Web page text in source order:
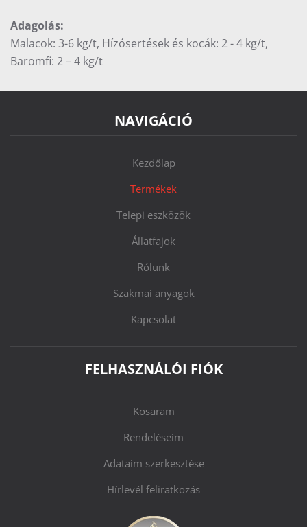
Adagolás:
Malacok: 3-6 kg/t, Hízósertések és kocák: 2 - 4 kg/t,
Baromfi: 2 – 4 kg/t
NAVIGÁCIÓ
Kezdőlap
Termékek
Telepi eszközök
Állatfajok
Rólunk
Szakmai anyagok
Kapcsolat
FELHASZNÁLÓI FIÓK
Kosaram
Rendeléseim
Adataim szerkesztése
Hírlevél feliratkozás